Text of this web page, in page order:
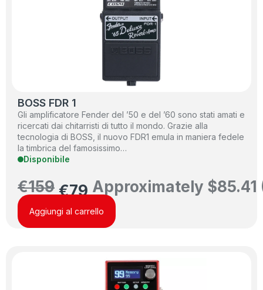
BOSS FDR 1
Gli amplificatore Fender del ’50 e del ’60 sono stati amati e
ricercati dai chitarristi di tutto il mondo. Grazie alla
tecnologia di BOSS, il nuovo FDR1 emula in maniera fedele
la timbrica del famosissimo…
Disponibile
€159 €79 Approximately $85.41
Aggiungi al carrello